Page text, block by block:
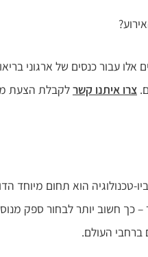
אלו עבור כנסים של ארגוני
צרו איתנו קשרלקבלת הצעת
טכנולוגיה הוא תחום
– כך חשוב יותר לבחור ספק
ברחבי העולם.